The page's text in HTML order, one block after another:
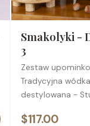
Smakolyki -
3
Zestaw
Tradycyjna
destylowana -
Wyborne
$117.00